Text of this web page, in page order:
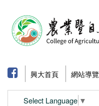
興大首頁 網站導覽
Select Language ▼